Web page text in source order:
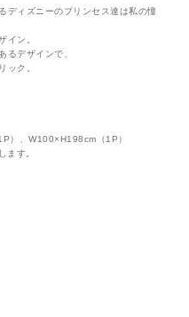
ディズニーのプリンセス達は私の憧
イン。
るデザインで、
ック。
）、W100×H198cm（1P）
ます。